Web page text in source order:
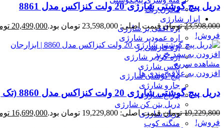
مخزن رنگ
ابزار شارژی
اره افقی بر شارژی
اره عمودبر شارژی
اره فارسی بر
اره گردبر شارژی
بکس شارژی
پیچ گوشتی شارژی
جارو شارژی
چراغ شارژی
دریل بتن کن شارژی
دریل شارژی
منگنه کوب
دریل پیچ گوشتی شارژی 20 ولت کنزاکس مدل 8861
23,598,000 تومان قیمت اصلی: 23,598,000 تومان بود. 20,499,000
فروش!
افزودن به سبد خرید
مشاهده سریع
افزودن به علاقه مندی ها
دریل پیچ گوشتی شارژی 20 ولت کنزاکس مدل 8860 (تک باتری)
19,229,800 تومان قیمت اصلی: 19,229,800 تومان بود. 16,699,000
فروش!